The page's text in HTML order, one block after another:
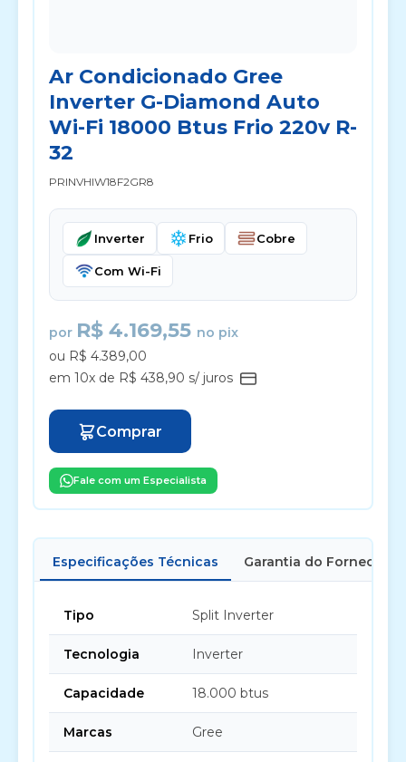
Ar Condicionado Gree
Inverter G-Diamond Auto
Wi-Fi 18000 Btus Frio 220v R-
32
PRINVHIW18F2GR8
Inverter Frio Cobre
Com Wi-Fi
por R$ 4.169,55 no pix
ou R$ 4.389,00
em 10x de R$ 438,90 s/ juros
Comprar
Fale com um Especialista
Especificações Técnicas Garantia do Fornecedor
Tipo Split Inverter
Tecnologia Inverter
Capacidade 18.000 btus
Marcas Gree